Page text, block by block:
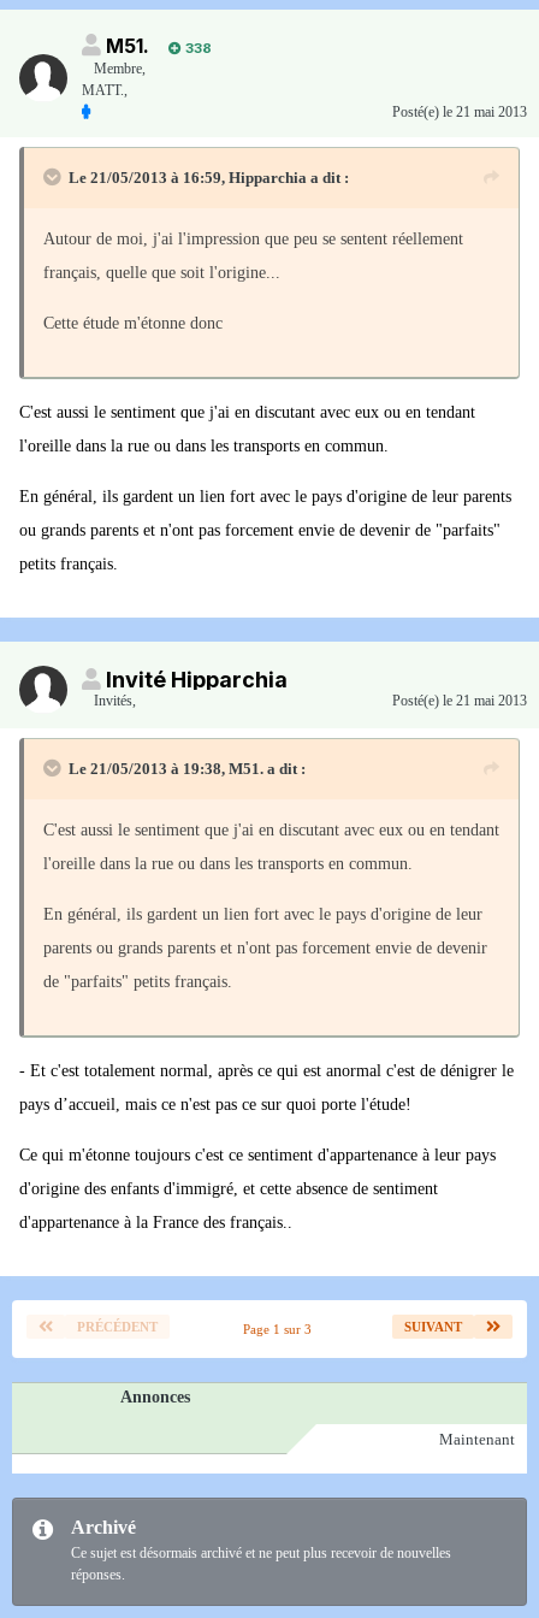
M51.
338
Membre
MATT.,
Posté(e) le 21 mai 2013
Le 21/05/2013 à 16:59, Hipparchia a dit :
Autour de moi, j'ai l'impression que peu se sentent réellement
français, quelle que soit l'origine...
Cette étude m'étonne donc
C'est aussi le sentiment que j'ai en discutant avec eux ou en tendant
l'oreille dans la rue ou dans les transports en commun.
En général, ils gardent un lien fort avec le pays d'origine de leur parents
ou grands parents et n'ont pas forcement envie de devenir de "parfaits"
petits français.
Invité Hipparchia
Invités Posté(e) le 21 mai 2013
Le 21/05/2013 à 19:38, M51. a dit :
C'est aussi le sentiment que j'ai en discutant avec eux ou en tendant
l'oreille dans la rue ou dans les transports en commun.
En général, ils gardent un lien fort avec le pays d'origine de leur
parents ou grands parents et n'ont pas forcement envie de devenir
de "parfaits" petits français.
- Et c'est totalement normal, après ce qui est anormal c'est de dénigrer le
pays d’accueil, mais ce n'est pas ce sur quoi porte l'étude!
Ce qui m'étonne toujours c'est ce sentiment d'appartenance à leur pays
d'origine des enfants d'immigré, et cette absence de sentiment
d'appartenance à la France des français..
PRÉCÉDENT SUIVANT
Page 1 sur 3
Annonces
Maintenant
Archivé
Ce sujet est désormais archivé et ne peut plus recevoir de nouvelles
réponses.